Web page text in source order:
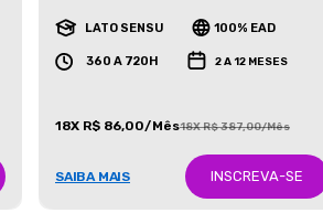
LATO SENSU 100% EAD
360 A 720H 2 A 12 MESES
18X R$ 86,00/Mês18X R$ 387,00/Mês
SAIBA MAIS INSCREVA-SE